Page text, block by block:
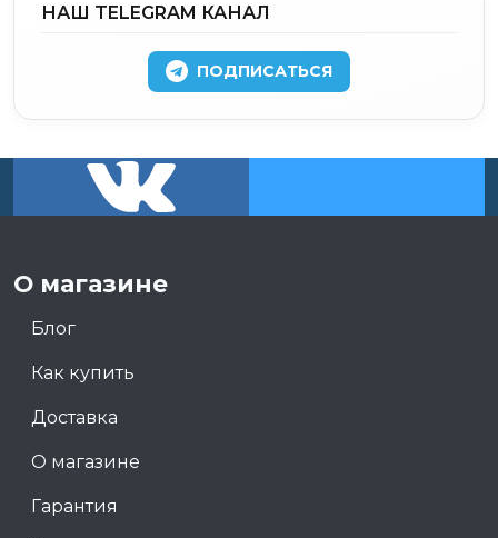
НАШ TELEGRAM КАНАЛ
ПОДПИСАТЬСЯ
О магазине
Блог
Как купить
Доставка
О магазине
Гарантия